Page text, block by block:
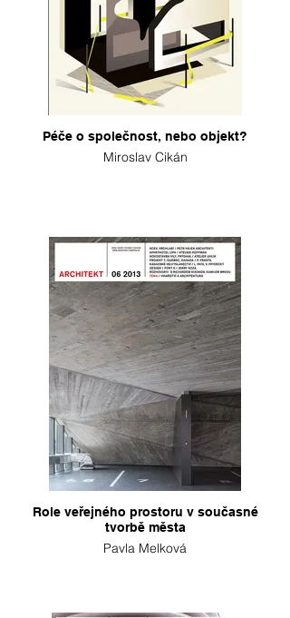
Péče o společnost, nebo objekt?
Miroslav Cikán
Role veřejného prostoru v současné
tvorbě města
Pavla Melková